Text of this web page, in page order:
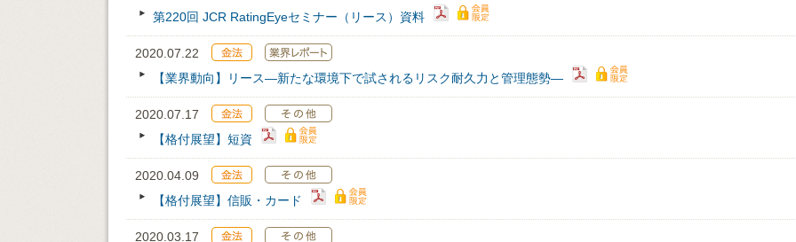
第220回 JCR RatingEyeセミナー（リース）資料
2020.07.22
【業界動向】リース―新たな環境下で試されるリスク耐久力と管理態勢―
2020.07.17
【格付展望】短資
2020.04.09
【格付展望】信販・カード
2020.03.17